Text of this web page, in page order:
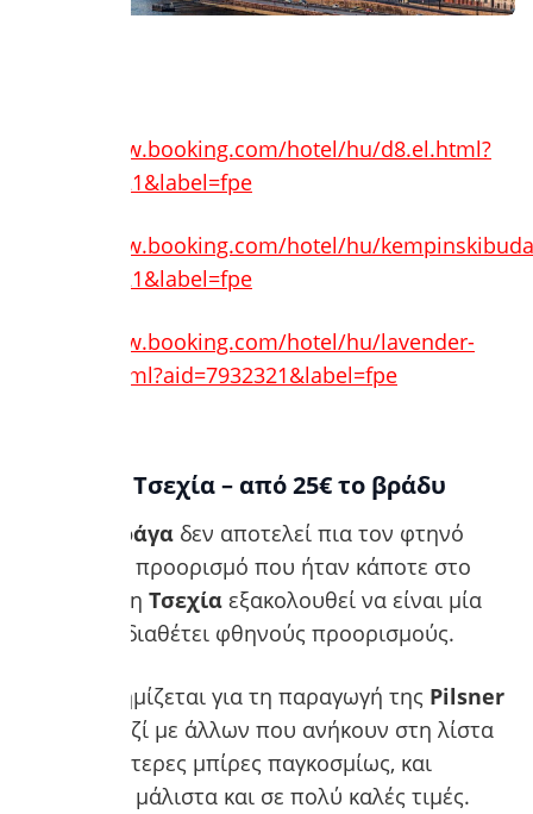
https://www.booking.com/hotel/hu/d8.el.html?
aid=7932321&label=fpe
https://www.booking.com/hotel/hu/
aid=7932321&label=fpe
https://www.booking.com/hotel/hu/lavender-
circus.el.html?aid=7932321&label=fpe
3. Πράγα, Τσεχία – από 25€ το βράδυ
Πράγα δεν αποτελεί πια τον φτηνό
ευρωπαϊκό προορισμό που ήταν κάποτε στο
παρελθόν, η Τσεχία εξακολουθεί να είναι μία
χώρα που διαθέτει φθηνούς προορισμούς.
Η χώρα, φημίζεται για τη παραγωγή της Pilsner
, μαζί με άλλων που ανήκουν στη λίστα
με τις καλύτερες μπίρες παγκοσμίως, και
πωλούνται μάλιστα και σε πολύ καλές τιμές.